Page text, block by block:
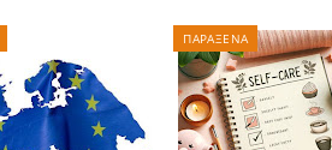
ΠΑΡΑΞΕΝΑ